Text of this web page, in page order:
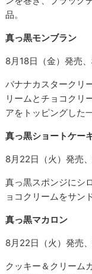
品。
真っ黒モンブラン
8月18日（金）発売
バナナカスタークリ
リームとチョコクリ
アをトッピングした一
真っ黒ショートケー
8月22日（火）発売
真っ黒スポンジにシ
ョコクリームをサン
真っ黒マカロン
8月22日（火）発売
クッキー＆クリーム